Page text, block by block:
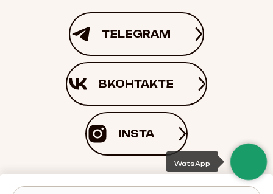
WatsApp
TELEGRAM
ВКОНТАКТЕ
INSTA